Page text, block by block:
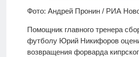
Фото: Андрей Пронин / РИА
Помощник главного тренера
футболу Юрий Никифоров
возвращения форварда